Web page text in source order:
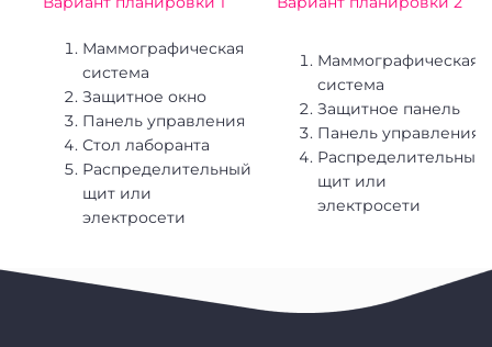
Маммографическая
система
Защитное окно
Панель управления
Стол лаборанта
Распределительный
щит или
электросети
Маммографическая
система
Защитное панель
Панель управления
Распределительный
щит или
электросети